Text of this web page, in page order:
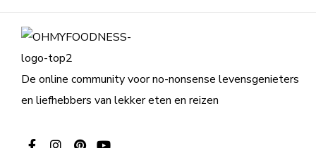
De online community voor no-nonsense levensgenieters
en liefhebbers van lekker eten en reizen